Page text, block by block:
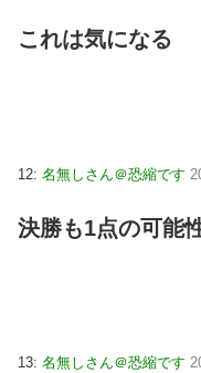
これは気になる
12: 名無しさん＠恐縮です
決勝も1点の可能
13: 名無しさん＠恐縮です